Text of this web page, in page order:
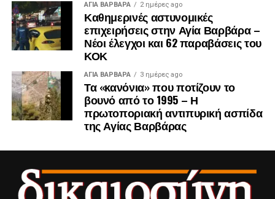
ΑΓΙΑ ΒΑΡΒΑΡΑ 2 ημέρες ago
Καθημερινές αστυνομικές
επιχειρήσεις στην Αγία Βαρβάρα –
Νέοι έλεγχοι και 62 παραβάσεις του
ΚΟΚ
ΑΓΙΑ ΒΑΡΒΑΡΑ 3 ημέρες ago
Τα «κανόνια» που ποτίζουν το
βουνό από το 1995 – Η
πρωτοποριακή αντιπυρική ασπίδα
της Αγίας Βαρβάρας